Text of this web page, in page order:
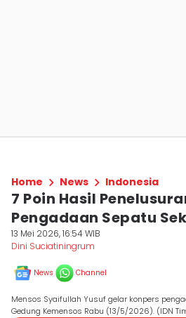
Home News Indonesia
7 Poin Hasil
Pengadaan Sepatu
13 Mei 2026, 16:54 WIB
Dini Suciatiningrum
News Channel
Mensos Syaifullah Yusuf gelar konpers
Gedung Kemensos Rabu (13/5/2026). (IDN